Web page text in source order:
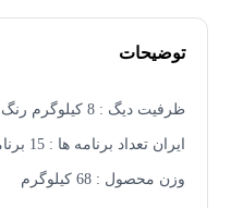
توضیحات
ظرفیت دیگ : 8
ایران
وزن محصول : 68 کیلوگرم